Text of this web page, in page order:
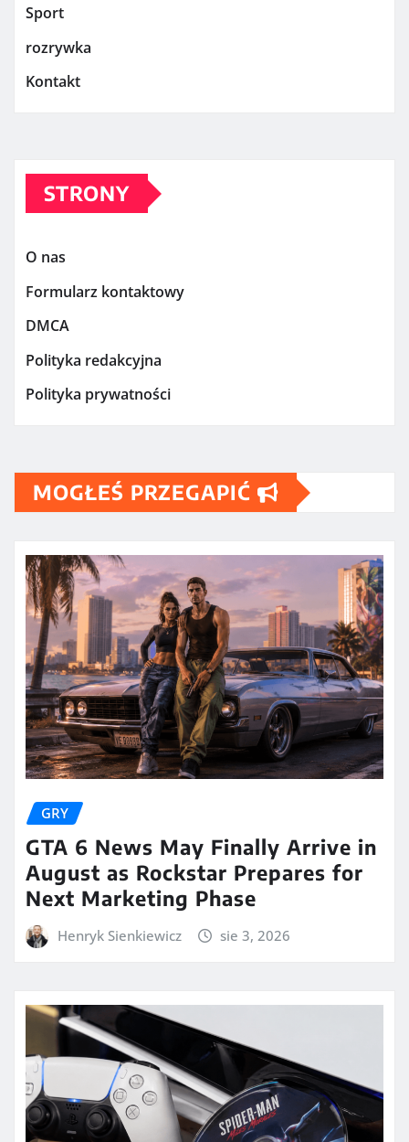
Sport
rozrywka
Kontakt
STRONY
O nas
Formularz kontaktowy
DMCA
Polityka redakcyjna
Polityka prywatności
MOGŁEŚ PRZEGAPIĆ
GRY
GTA 6 News May Finally Arrive in
August as Rockstar Prepares for
Next Marketing Phase
Henryk Sienkiewicz sie 3, 2026